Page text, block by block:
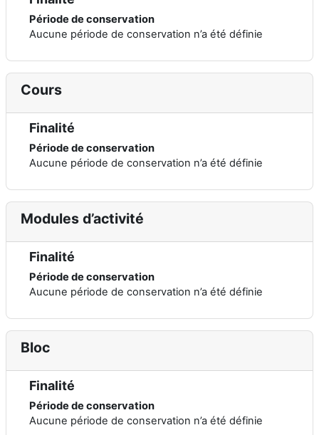
Période de conservation
Aucune période de conservation n’a été définie
Cours
Finalité
Période de conservation
Aucune période de conservation n’a été définie
Modules d’activité
Finalité
Période de conservation
Aucune période de conservation n’a été définie
Bloc
Finalité
Période de conservation
Aucune période de conservation n’a été définie